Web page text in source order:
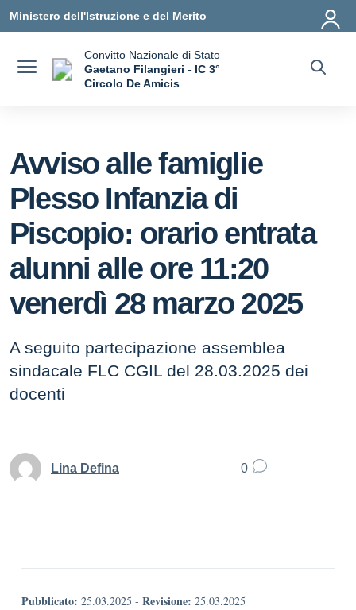
Ministero dell'Istruzione e del Merito
Convitto Nazionale di Stato
Gaetano Filangieri - IC 3°
Circolo De Amicis
Avviso alle famiglie
Plesso Infanzia di
Piscopio: orario entrata
alunni alle ore 11:20
venerdì 28 marzo 2025
A seguito partecipazione assemblea
sindacale FLC CGIL del 28.03.2025 dei
docenti
Lina Defina 0
Pubblicato: 25.03.2025 - Revisione: 25.03.2025